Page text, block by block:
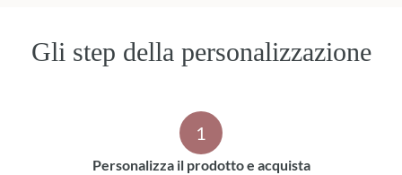
Gli step della personalizzazione
1
Personalizza il prodotto e acquista